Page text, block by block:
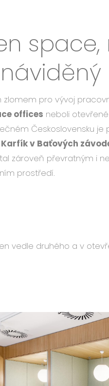
zlomem pro vývoj
offices neboli
Československu je
v Baťových
zároveň převratným i
prostředí.
vedle druhého a v